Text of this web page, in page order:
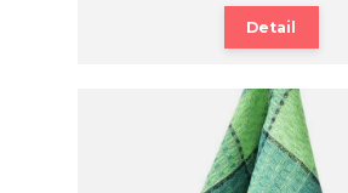
Detail